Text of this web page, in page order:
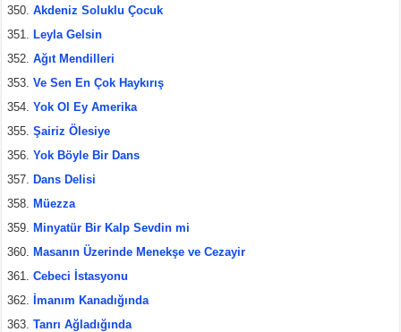
Akdeniz Soluklu Çocuk
Leyla Gelsin
Ağıt Mendilleri
Ve Sen En Çok Haykırış
Yok Ol Ey Amerika
Şairiz Ölesiye
Yok Böyle Bir Dans
Dans Delisi
Müezza
Minyatür Bir Kalp Sevdin mi
Masanın Üzerinde Menekşe ve Cezayir
Cebeci İstasyonu
İmanım Kanadığında
Tanrı Ağladığında